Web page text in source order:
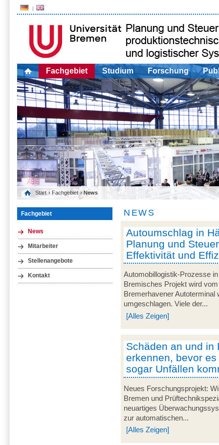
Fachgebiet Studium Forschung
Start › Fachgebiet › News
Fachgebiet
News
Mitarbeiter
Stellenangebote
Kontakt
NEWS
Autoumschlag in
Planung und
Effektivität und
Automobillogistik-Prozesse
Bremisches Projekt wird
Bremerhavener Autoterminal
umgeschlagen. Viele der...
[Alles Zeigen]
Schäden an und in
erkennen, bevor
sogar Unfällen
Neues Forschungsprojekt:
Bremen und
neuartiges
zur automatischen...
[Alles Zeigen]